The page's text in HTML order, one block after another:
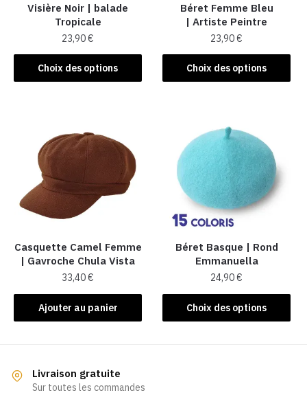
Visière Noir | balade
Tropicale
23,90€
Choix des options
Ce
produit
variations.
Les
être
choisies
la
page
du
produit
Béret Femme Bleu
| Artiste Peintre
23,90€
Choix des options
Ce
produit
variations.
Les
options
peuvent
être
choisies
sur
la
page
du
produit
Casquette Camel Femme
| Gavroche Chula Vista
33,40€
Ajouter au panier
Béret Basque | Rond
Emmanuella
24,90€
Choix des options
Ce
produit
Livraison gratuite
Sur toutes les commandes